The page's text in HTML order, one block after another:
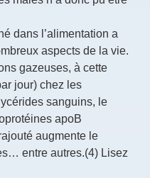
dans l’alimentation a
aspects de la vie.
gazeuses, à cette
jour) chez les
sanguins, le
apoB
augmente le
entre autres.(4) Lisez